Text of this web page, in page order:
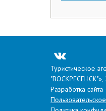
Туристическое
"ВОСКРЕСЕНСК"»,
Разработка сайта